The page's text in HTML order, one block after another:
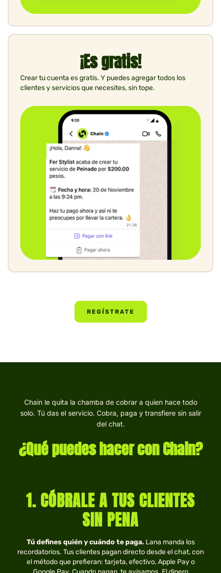
¡Es gratis!
Crear tu cuenta es gratis. Y puedes agregar todos los
clientes y servicios que necesites, sin tope.
REGÍSTRATE
Chain le quita la chamba de cobrar a quien hace todo
solo. Tú das el servicio. Cobra, paga y transfiere sin salir
del chat.
¿Qué puedes hacer con Chain?
1. CÓBRALE A TUS CLIENTES
SIN PENA
Tú defines quién y cuándo te paga. Lana manda los
recordatorios. Tus clientes pagan directo desde el chat, con
el método que prefieran: tarjeta, efectivo, Apple Pay o